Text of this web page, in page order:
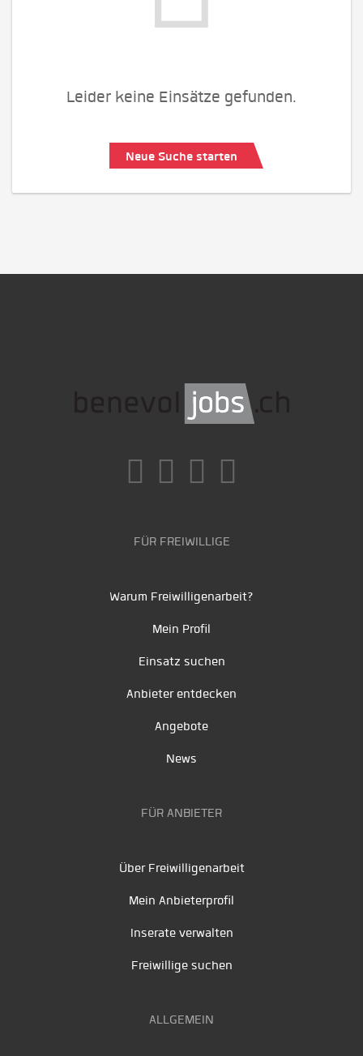
Leider keine Einsätze gefunden.
Neue Suche starten
FÜR FREIWILLIGE
Warum Freiwilligenarbeit?
Mein Profil
Einsatz suchen
Anbieter entdecken
Angebote
News
FÜR ANBIETER
Über Freiwilligenarbeit
Mein Anbieterprofil
Inserate verwalten
Freiwillige suchen
ALLGEMEIN